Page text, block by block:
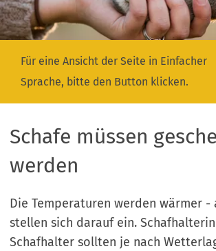
Für eine Ansicht der Seite in Einfacher
Sprache, bitte den Button klicken.
Schafe müssen
werden
Die Temperaturen werden wärmer -
stellen sich darauf ein.
Schafhalter sollten je nach